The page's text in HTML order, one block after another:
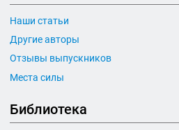
Наши статьи
Другие авторы
Отзывы выпускников
Места силы
Библиотека